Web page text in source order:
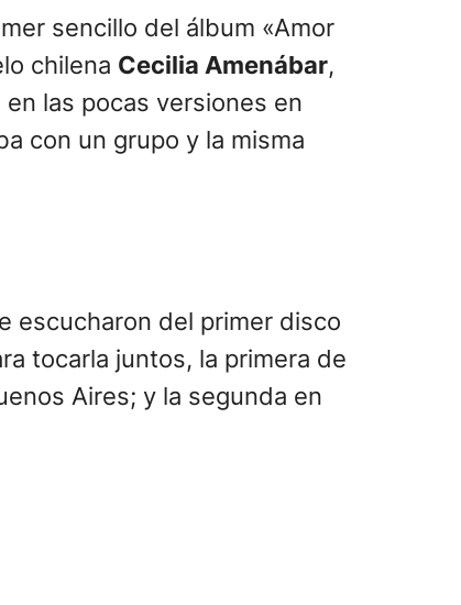
sencillo del álbum «Amor
chilena Cecilia Amenábar,
las pocas versiones en
con un grupo y la misma
escucharon del primer disco
tocarla juntos, la primera de
Aires; y la segunda en